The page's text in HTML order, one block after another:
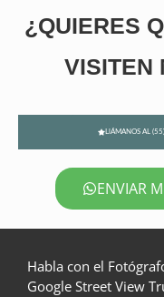
¿QUIERES
VISITEN
LlÁMANOS AL
ENVIAR
Habla con el
Google Street View